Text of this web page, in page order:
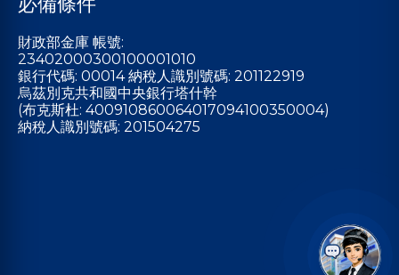
財政部金庫 帳號:
23402000300100001010
銀行代碼: 00014 納稅人識別號碼: 201122919
烏茲別克共和國中央銀行塔什幹
(布克斯杜: 400910860064017094100350004)
納稅人識別號碼: 201504275